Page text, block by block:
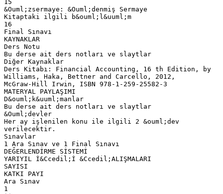
15
&Ouml;zsermaye: &Ouml;denmiş Sermaye
Kitaptaki ilgili b&ouml;l&uuml;m
16
Final Sınavı
KAYNAKLAR
Ders Notu
Bu derse ait ders notları ve slaytlar
Diğer Kaynaklar
Ders Kitabı: Financial Accounting, 16 th Edition, by
Williams, Haka, Bettner and Carcello, 2012,
McGraw-Hill Irwin, ISBN 978-1-259-25582-3
MATERYAL PAYLAŞIMI
D&ouml;k&uuml;manlar
Bu derse ait ders notları ve slaytlar
&Ouml;devler
Her ay işlenilen konu ile ilgili 2 &ouml;dev
verilecektir.
Sınavlar
1 Ara Sınav ve 1 Final Sınavı
DEĞERLENDİRME SİSTEMİ
YARIYIL İ&Ccedil;İ &Ccedil;ALIŞMALARI
SAYISI
KATKI PAYI
Ara Sınav
1